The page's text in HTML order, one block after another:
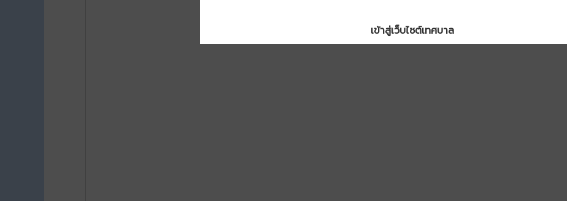
เข้าสู่เว็บไซต์เทศบาล